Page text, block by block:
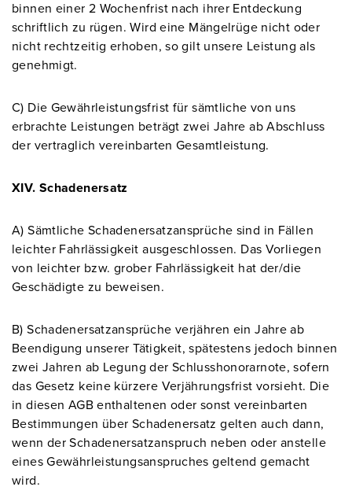
binnen einer 2 Wochenfrist nach ihrer Entdeckung
schriftlich zu rügen. Wird eine Mängelrüge nicht oder
nicht rechtzeitig erhoben, so gilt unsere Leistung als
genehmigt.
C) Die Gewährleistungsfrist für sämtliche von uns
erbrachte Leistungen beträgt zwei Jahre ab Abschluss
der vertraglich vereinbarten Gesamtleistung.
XIV. Schadenersatz
A) Sämtliche Schadenersatzansprüche sind in Fällen
leichter Fahrlässigkeit ausgeschlossen. Das Vorliegen
von leichter bzw. grober Fahrlässigkeit hat der/die
Geschädigte zu beweisen.
B) Schadenersatzansprüche verjähren ein Jahre ab
Beendigung unserer Tätigkeit, spätestens jedoch binnen
zwei Jahren ab Legung der Schlusshonorarnote, sofern
das Gesetz keine kürzere Verjährungsfrist vorsieht. Die
in diesen AGB enthaltenen oder sonst vereinbarten
Bestimmungen über Schadenersatz gelten auch dann,
wenn der Schadenersatzanspruch neben oder anstelle
eines Gewährleistungsanspruches geltend gemacht
wird.